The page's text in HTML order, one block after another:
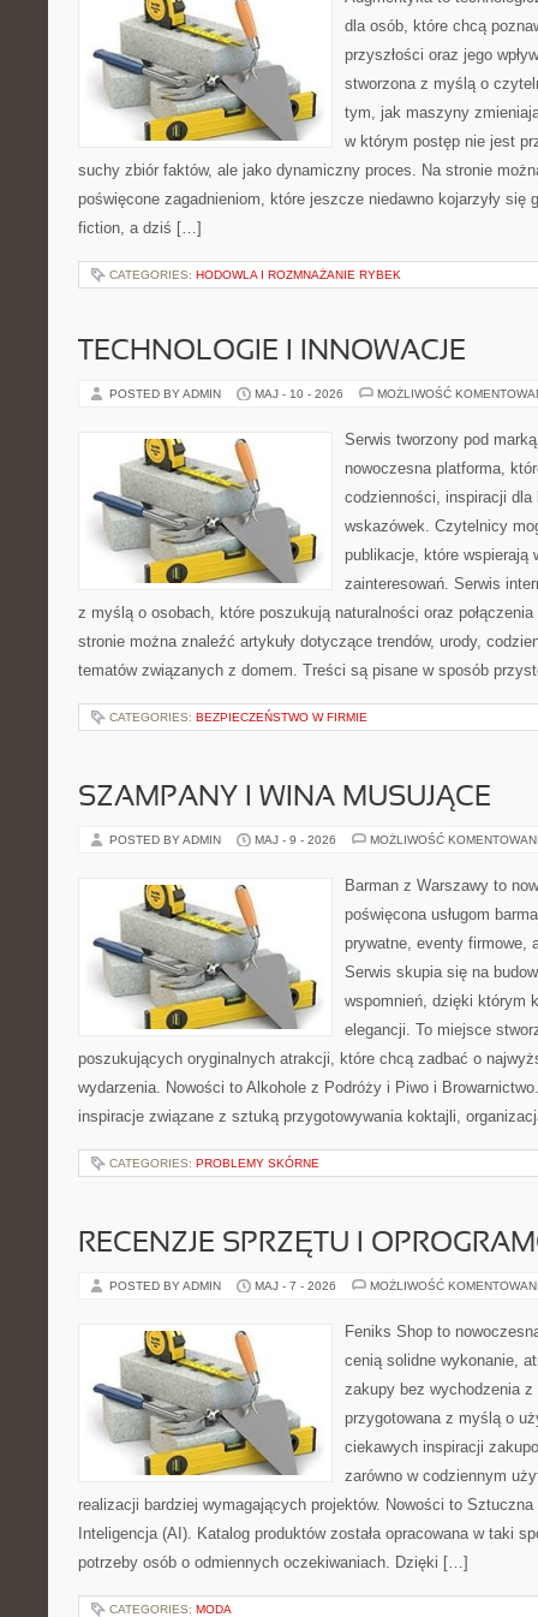
dla osób, które chcą
przyszłości oraz jego
stworzona z myślą o
tym, jak maszyny
w którym postęp nie jest
suchy zbiór faktów, ale jako dynamiczny proces. Na stronie
poświęcone zagadnieniom, które jeszcze niedawno kojarzyły się
fiction, a dziś […]
CATEGORIES: HODOWLA I ROZMNAŻANIE RYBEK
TECHNOLOGIE I INNOWACJE
POSTED BY ADMIN MAJ - 10 - 2026 MOŻLIWOŚĆ
Serwis tworzony pod
nowoczesna platforma,
codzienności, inspiracji
wskazówek. Czytelnicy
publikacje, które wspierają
zainteresowań. Serwis
z myślą o osobach, które poszukują naturalności oraz
stronie można znaleźć artykuły dotyczące trendów, urody,
tematów związanych z domem. Treści są pisane w sposób
CATEGORIES: BEZPIECZEŃSTWO W FIRMIE
SZAMPANY I WINA MUSUJĄCE
POSTED BY ADMIN MAJ - 9 - 2026 MOŻLIWOŚĆ
Barman z Warszawy to
poświęcona usługom
prywatne, eventy firmowe,
Serwis skupia się na
wspomnień, dzięki którym
elegancji. To miejsce
poszukujących oryginalnych atrakcji, które chcą zadbać o
wydarzenia. Nowości to Alkohole z Podróży i Piwo i
inspiracje związane z sztuką przygotowywania koktajli,
CATEGORIES: PROBLEMY SKÓRNE
RECENZJE SPRZĘTU I
POSTED BY ADMIN MAJ - 7 - 2026 MOŻLIWOŚĆ
Feniks Shop to
cenią solidne wykonanie,
zakupy bez wychodzenia z
przygotowana z myślą o
ciekawych inspiracji
zarówno w codziennym
realizacji bardziej wymagających projektów. Nowości to
Inteligencja (AI). Katalog produktów została opracowana w taki
potrzeby osób o odmiennych oczekiwaniach. Dzięki […]
CATEGORIES: MODA